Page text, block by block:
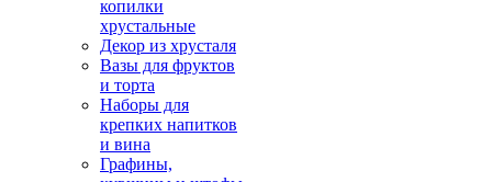
копилки
хрустальные
Декор из хрусталя
Вазы для фруктов
и торта
Наборы для
крепких напитков
и вина
Графины,